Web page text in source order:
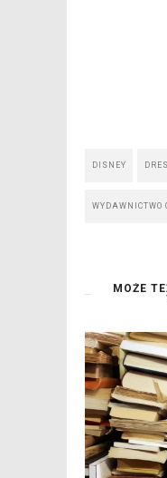
DISNEY
WYDAWNICTWO
MOŻE